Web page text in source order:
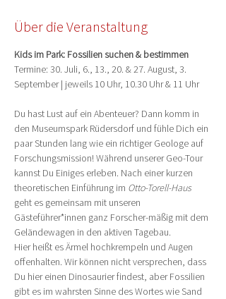
Über die Veranstaltung
Kids im Park: Fossilien suchen & bestimmen
Termine: 30. Juli, 6., 13., 20. & 27. August, 3.
September | jeweils 10 Uhr, 10.30 Uhr & 11 Uhr
Du hast Lust auf ein Abenteuer? Dann komm in
den Museumspark Rüdersdorf und fühle Dich ein
paar Stunden lang wie ein richtiger Geologe auf
Forschungsmission! Während unserer Geo-Tour
kannst Du Einiges erleben. Nach einer kurzen
theoretischen Einführung im Otto-Torell-Haus
geht es gemeinsam mit unseren
Gästeführer*innen ganz Forscher-mäßig mit dem
Geländewagen in den aktiven Tagebau.
Hier heißt es Ärmel hochkrempeln und Augen
offenhalten. Wir können nicht versprechen, dass
Du hier einen Dinosaurier findest, aber Fossilien
gibt es im wahrsten Sinne des Wortes wie Sand